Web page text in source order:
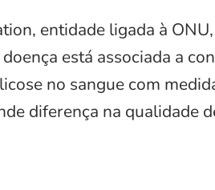
entidade ligada à
está associada a
no sangue com
diferença na qualidade